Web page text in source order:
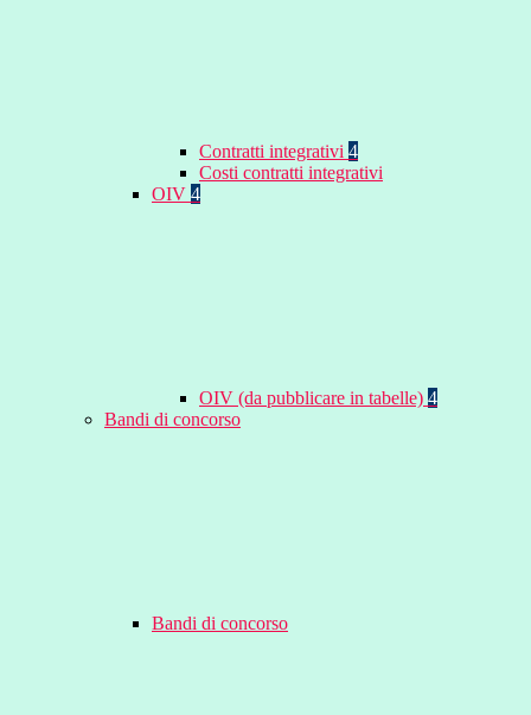
Contratti integrativi 4
Costi contratti integrativi
OIV 4
OIV (da pubblicare in tabelle) 4
Bandi di concorso
Bandi di concorso